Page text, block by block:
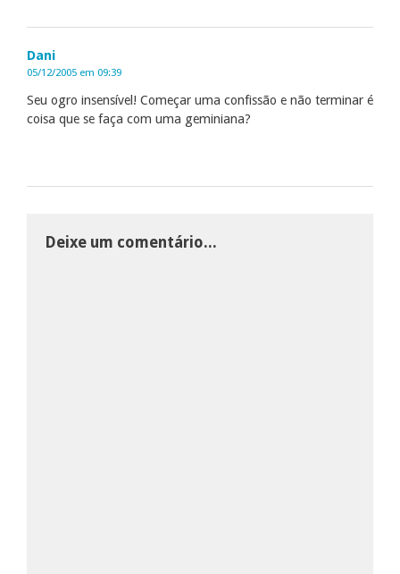
Dani
05/12/2005 em 09:39
Seu ogro insensível! Começar uma confissão e não terminar é
coisa que se faça com uma geminiana?
Deixe um comentário...